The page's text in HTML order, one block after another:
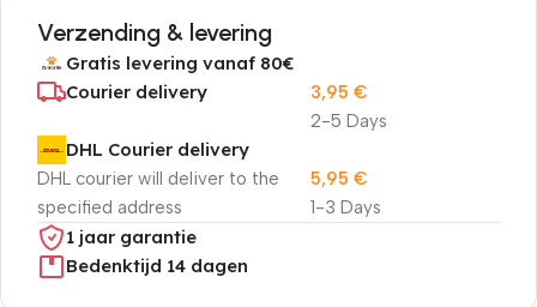
Verzending & levering
Gratis levering vanaf 80€
Courier delivery
2-5 Days
3,95 €
DHL Courier delivery
DHL courier will deliver to the
specified address
1-3 Days
5,95 €
1 jaar garantie
Bedenktijd 14 dagen